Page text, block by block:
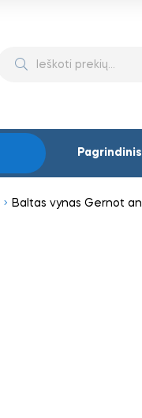
Pagrindinis
Baltas vynas Gernot